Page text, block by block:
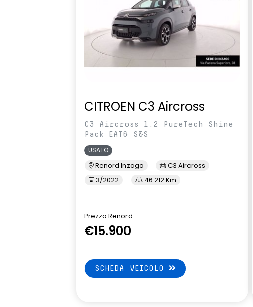
cromati
Presa anteriore e posteriore 12V
Privacy glass
Retrovisore interno
Retrovisori esterni
di direzione a LED
manualmente
Black&Light Grey con tasca
posteriore in rete
Sistema elettronico di controllo
della stabilità (ESP)
Sistema multimediale
da 7" compatibile
CITROEN C3 Aircross
C3 Aircross 1.2 PureTech Shine
Pack EAT6 S&S
USATO
Renord Inzago
C3 Aircross
3/2022
46.212 Km
Prezzo Renord
€15.900
SCHEDA VEICOLO